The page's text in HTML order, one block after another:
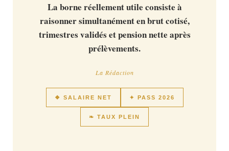
La borne réellement utile consiste à
raisonner simultanément en brut cotisé,
trimestres validés et pension nette après
prélèvements.
La Rédaction
❖ SALAIRE NET ✦ PASS 2026
❧ TAUX PLEIN